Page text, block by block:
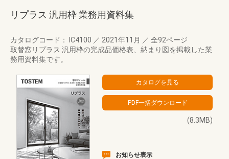
リプラス 汎用枠 業務用資料集
カタログコード： IC4100 ／ 2021年11月 ／ 全92ページ
取替窓リプラス 汎用枠の完成品価格表、納まり図を掲載した業
務用資料集です。
(8.3MB)
お知らせ表示